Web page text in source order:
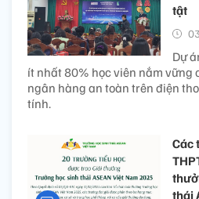
tật
Dự
ít nhất 80% học viên nắm vững
ngân hàng an toàn trên điện
tính.
Các
thái